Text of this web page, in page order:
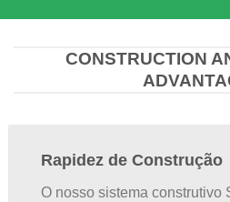
CONSTRUCTION
Rapidez de Construção
O nosso sistema construtivo